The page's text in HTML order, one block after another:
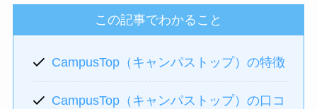
この記事でわかること
CampusTop（キャンパストップ）の特徴
CampusTop（キャンパストップ）の口コ